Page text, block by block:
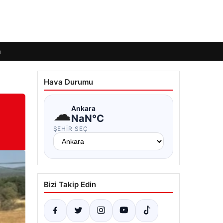
Hava Durumu
☁Ankara
NaN°C
ŞEHIR SEÇ
Bizi Takip Edin